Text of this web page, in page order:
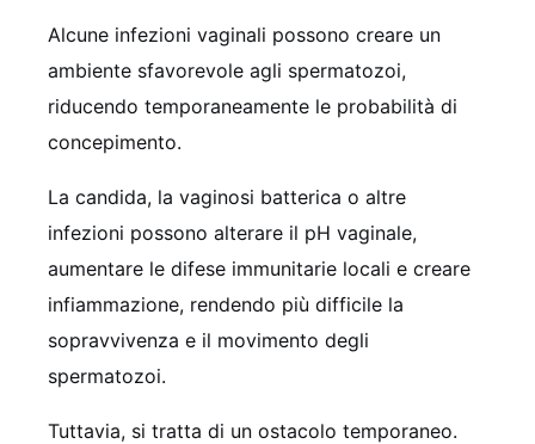
Alcune infezioni vaginali possono creare un
ambiente sfavorevole agli spermatozoi,
riducendo temporaneamente le probabilità di
concepimento.
La candida, la vaginosi batterica o altre
infezioni possono alterare il pH vaginale,
aumentare le difese immunitarie locali e creare
infiammazione, rendendo più difficile la
sopravvivenza e il movimento degli
spermatozoi.
Tuttavia, si tratta di un ostacolo temporaneo.